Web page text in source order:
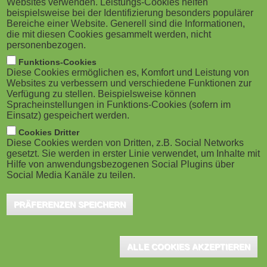
M
o
b
i
l
e
)
g
a
o
n
welche regulatorischen Pflichten schlagen 2026 voll
durch? Mybreev bietet zu diesen Fragen am 14. Januar
2026 um 11 Uhr ein Webinar an.
Im Webinar am 14. Januar 2026 von 11 bis 12 Uhr analysiert Dr.
Kristina Schreiber von
Loschelder Rechtsanwälte aus Köln, eine
der führenden Expertinnen für Digital-, KI- und
Regulierungsrecht, die aktuelle Lage und zeigt auf, welche
Maßnahmen jetzt Priorität haben.
Agenda-Highlights:
Reifegradcheck: Wie weit sind Organisationen in der
Umsetzung?
Ausblick 2026: Die entscheidenden Stellhebel für
Websites verwenden. Leistungs-Cookies helfen
beispielsweise bei der Identifizierung besonders populärer
Bereiche einer Website. Generell sind die Informationen,
die mit diesen Cookies gesammelt werden, nicht
personenbezogen.
Funktions-Cookies
Diese Cookies ermöglichen es, Komfort und Leistung von
Websites zu verbessern und verschiedene Funktionen zur
Verfügung zu stellen. Beispielsweise können
Spracheinstellungen in Funktions-Cookies (sofern im
Einsatz) gespeichert werden.
Cookies Dritter
Diese Cookies werden von Dritten, z.B. Social Networks
gesetzt. Sie werden in erster Linie verwendet, um Inhalte mit
Hilfe von anwendungsbezogenen Social Plugins über
Social Media Kanäle zu teilen.
PRÄFERENZEN SPEICHERN
ALLE COOKIES AKZEPTIEREN